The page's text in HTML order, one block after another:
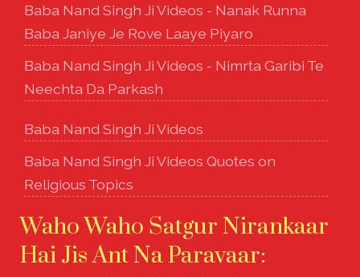
Baba Nand Singh Ji Videos - Nanak Runna
Baba Janiye Je Rove Laaye Piyaro
Baba Nand Singh Ji Videos - Nimrta Garibi Te
Neechta Da Parkash
Baba Nand Singh Ji Videos
Baba Nand Singh Ji Videos Quotes on
Religious Topics
Waho Waho Satgur Nirankaar
Hai Jis Ant Na Paravaar: